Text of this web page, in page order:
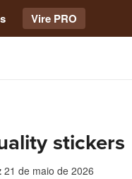
Vire PRO
stickers
21 de maio de 2026